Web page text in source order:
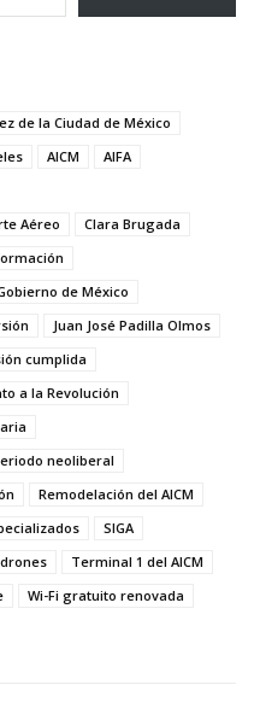
de la Ciudad de México
AICM
AIFA
Aéreo
Clara Brugada
de México
Juan José Padilla Olmos
cumplida
a la Revolución
neoliberal
Remodelación del AICM
SIGA
Terminal 1 del AICM
Wi-Fi gratuito renovada